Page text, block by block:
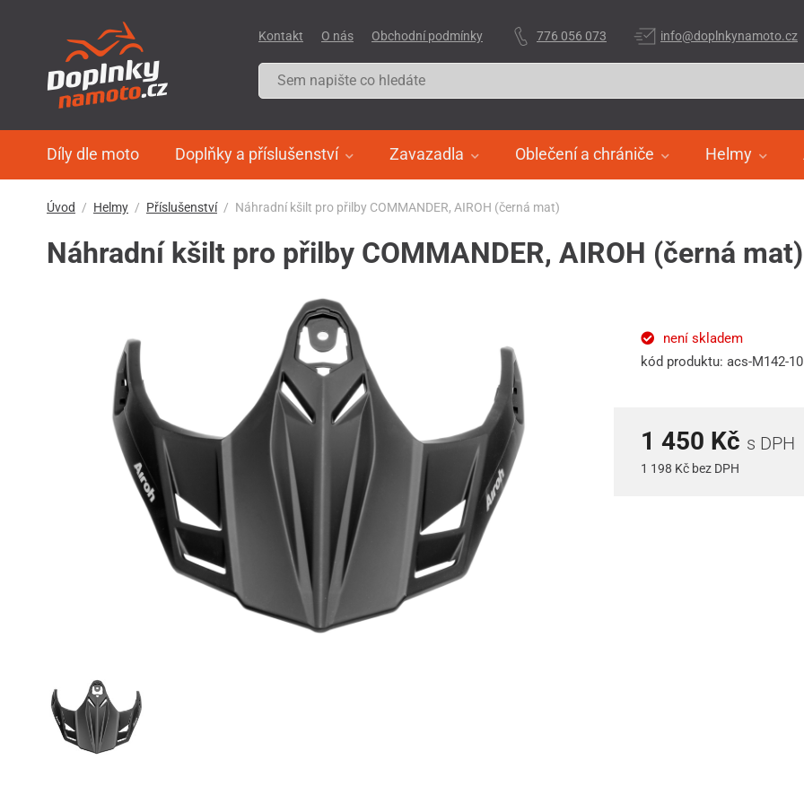
Díly dle moto Doplňky a příslušenství Zavazadla Oblečení a chrániče Helmy
Kontakt O nás Obchodní podmínky 776 056 073 info@doplnkynamoto.cz
Úvod Helmy Příslušenství Náhradní kšilt pro přilby COMMANDER, AIROH (černá mat)
Náhradní kšilt pro přilby COMMANDER, AIROH (černá mat)
není skladem
kód produktu: acs-M142-
1 450 Kč s DPH
1 198 Kč bez DPH